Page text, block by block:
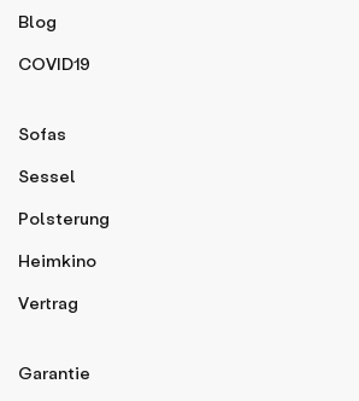
Blog
COVID19
Sofas
Sessel
Polsterung
Heimkino
Vertrag
Garantie